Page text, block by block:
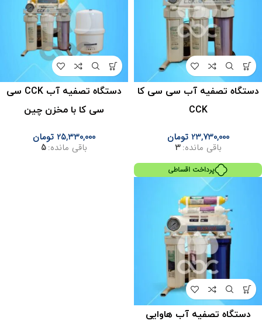
دستگاه تصفیه آب سی سی کا
CCK
23,730,000 تومان
باقی مانده:3
دستگاه تصفیه آب CCK سی
سی کا با مخزن چین
25,330,000 تومان
باقی مانده:5
پرداخت اقساطی
دستگاه تصفیه آب هاوایی